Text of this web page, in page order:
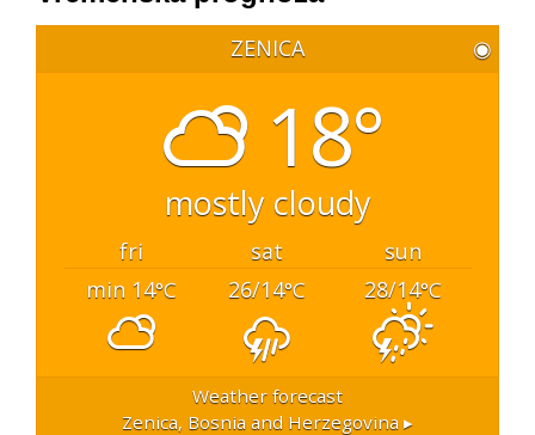
ZENICA ◉
18°
mostly cloudy
fri sat
sun
min 14°C 26/14°C 28/14°C
Weather forecast
Zenica, Bosnia and Herzegovina ▸